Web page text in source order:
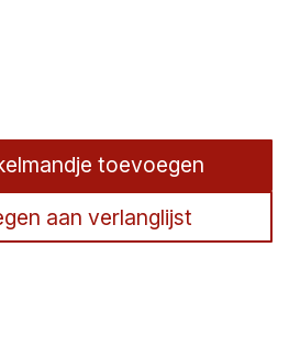
toevoegen
aan verlanglijst